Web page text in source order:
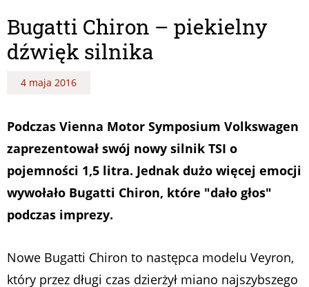
Bugatti Chiron – piekielny
dźwięk silnika
4 maja 2016
Podczas Vienna Motor Symposium Volkswagen
zaprezentował swój nowy silnik TSI o
pojemności 1,5 litra. Jednak dużo więcej emocji
wywołało Bugatti Chiron, które "dało głos"
podczas imprezy.
Nowe Bugatti Chiron to następca modelu Veyron,
który przez długi czas dzierżył miano najszybszego